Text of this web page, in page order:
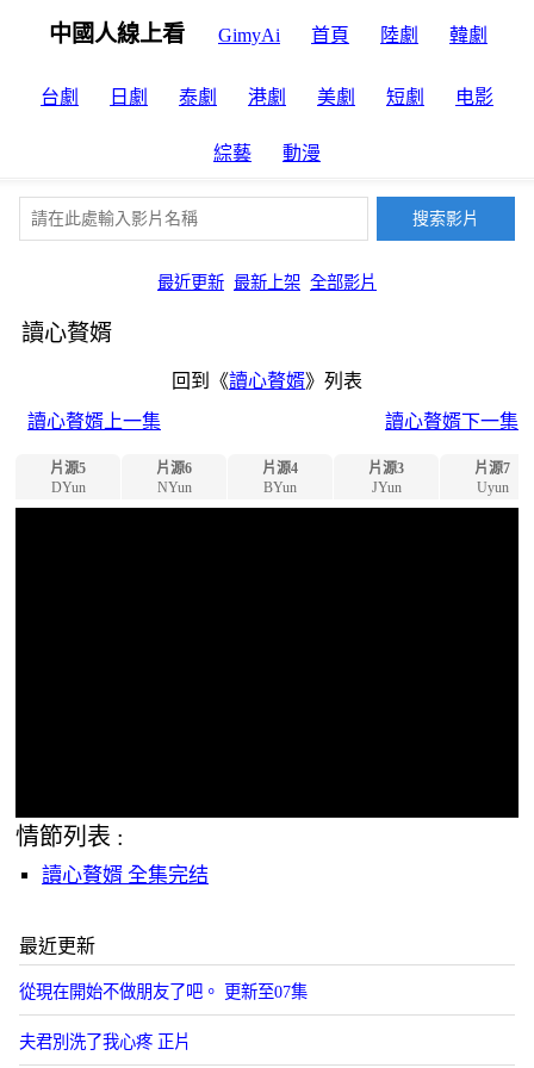
中國人線上看 GimyAi 首頁 陸劇 韓劇
台劇 日劇 泰劇 港劇 美劇 短劇 电影
綜藝 動漫
最近更新 最新上架 全部影片
讀心贅婿
回到《讀心贅婿》列表
讀心贅婿上一集
讀心贅婿下一集
片源5
DYun
片源6
NYun
片源4
BYun
片源3
JYun
片源7
Uyun
情節列表 :
讀心贅婿 全集完结
最近更新
從現在開始不做朋友了吧。 更新至07集
夫君別洗了我心疼 正片